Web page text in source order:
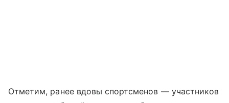
Отметим, ранее вдовы спортсменов — участников